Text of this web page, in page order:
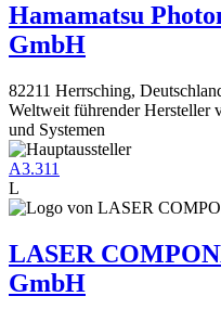
Hamamatsu
GmbH
82211 Herrsching,
Weltweit führender Hersteller
und Systemen
A3.311
L
LASER
GmbH